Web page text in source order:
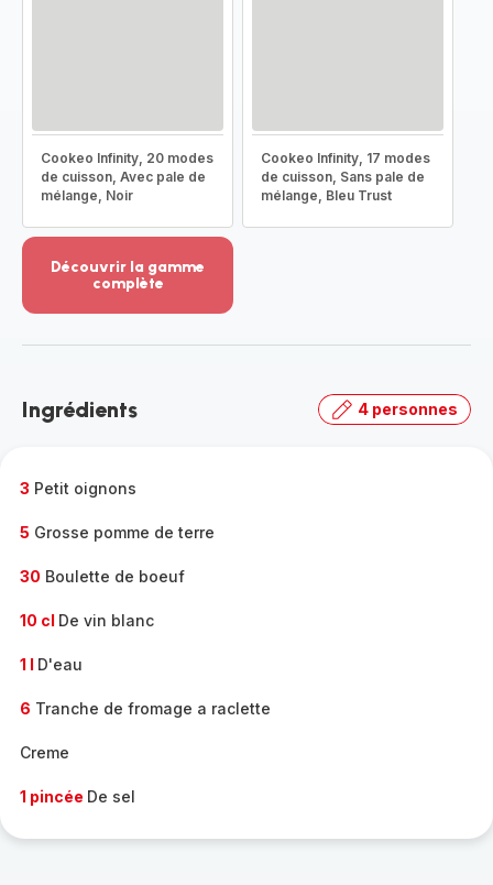
Cookeo Infinity, 20 modes
de cuisson, Avec pale de
mélange, Noir
Cookeo Infinity, 17 modes
de cuisson, Sans pale de
mélange, Bleu Trust
Découvrir la gamme
complète
-
gamme
Ingrédients 4 personnes
3 Petit oignons
5 Grosse pomme de terre
30 Boulette de boeuf
10 cl De vin blanc
1 l D'eau
6 Tranche de fromage a raclette
Creme
1 pincée De sel